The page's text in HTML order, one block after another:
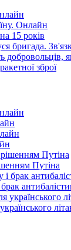
Онлайн
15 років
бригада.
добровольців,
зброї
Путіна